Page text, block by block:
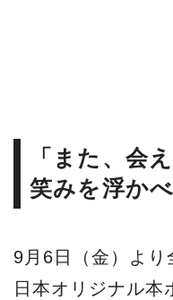
「また、会
笑みを浮か
9月6日（金）より
日本オリジナル本